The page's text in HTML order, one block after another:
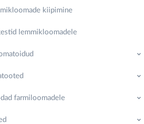
kiipimine
lemmikloomadele
farmiloomadele